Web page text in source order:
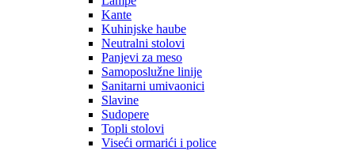
Kante
Kuhinjske haube
Neutralni stolovi
Panjevi za meso
Samoposlužne linije
Sanitarni umivaonici
Slavine
Sudopere
Topli stolovi
Viseći ormarići i police